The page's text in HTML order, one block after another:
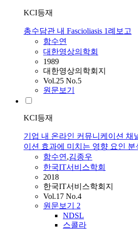
KCI등재
총수담관 내 Fascioliasis 1례보고
함수연
대한영상의학회
1989
대한영상의학회지
Vol.25 No.5
원문보기
KCI등재
기업 내 온라인 커뮤니케이션 채
이션 효과에 미치는 영향 요인 분
함수연,김종우
한국IT서비스학회
2018
한국IT서비스학회지
Vol.17 No.4
원문보기 2
NDSL
스콜라